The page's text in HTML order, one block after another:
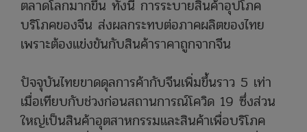
ตลาดโลกมากขึ้น ทั้งนี้ การระบายสินค้าอุปโภค
บริโภคของจีน ส่งผลกระทบต่อภาคผลิตของไทย
เพราะต้องแข่งขันกับสินค้าราคาถูกจากจีน
ปัจจุบันไทยขาดดุลการค้ากับจีนเพิ่มขึ้นราว 5 เท่า
เมื่อเทียบกับช่วงก่อนสถานการณ์โควิด 19 ซึ่งส่วน
ใหญ่เป็นสินค้าอุตสาหกรรมและสินค้าเพื่อบริโภค